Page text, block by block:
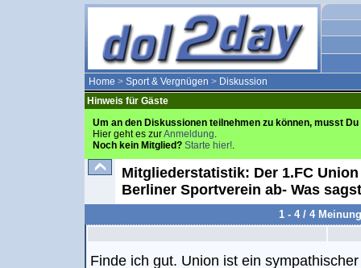
Home > Sport & Vergnügen > Diskussion
Hinweis für Gäste
Um an den Diskussionen teilnehmen zu können, musst
Hier geht es zurAnmeldung.
Noch kein Mitglied? Starte hier!.
Mitgliederstatistik: Der 1.FC
Berliner Sportverein ab- Was
1 - 4 / 4
Finde ich gut. Union ist ein